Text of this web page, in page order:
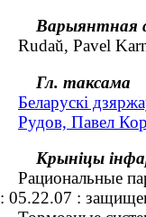
Варыянтная
Rudaŭ, Pavel
Гл. таксама
Беларускі
Рудов, Павел
Крыніцы
Рациональные
: 05.22.07 :